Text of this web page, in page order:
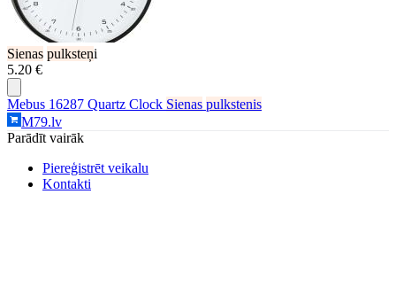
Sienas pulksteņi
5.20 €
Mebus 16287 Quartz Clock Sienas pulkstenis
M79.lv
Parādīt vairāk
Piereģistrēt veikalu
Kontakti